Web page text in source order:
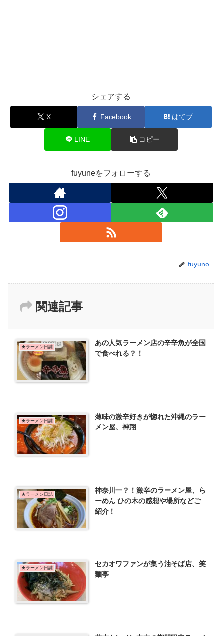
シェアする
X Facebook はてブ
LINE コピー
fuyuneをフォローする
fuyune
関連記事
★ラーメン日誌
あの人気ラーメン店の辛辛魚が全国
で食べれる？！
★ラーメン日誌
薄味の激辛好きが惚れた沖縄のラー
メン屋、神翔
★ラーメン日誌
神奈川一？！激辛のラーメン屋、ら
ーめん ひの木の感想や場所などご
紹介！
★ラーメン日誌
セカオワファンが集う油そば店、笑
麺亭